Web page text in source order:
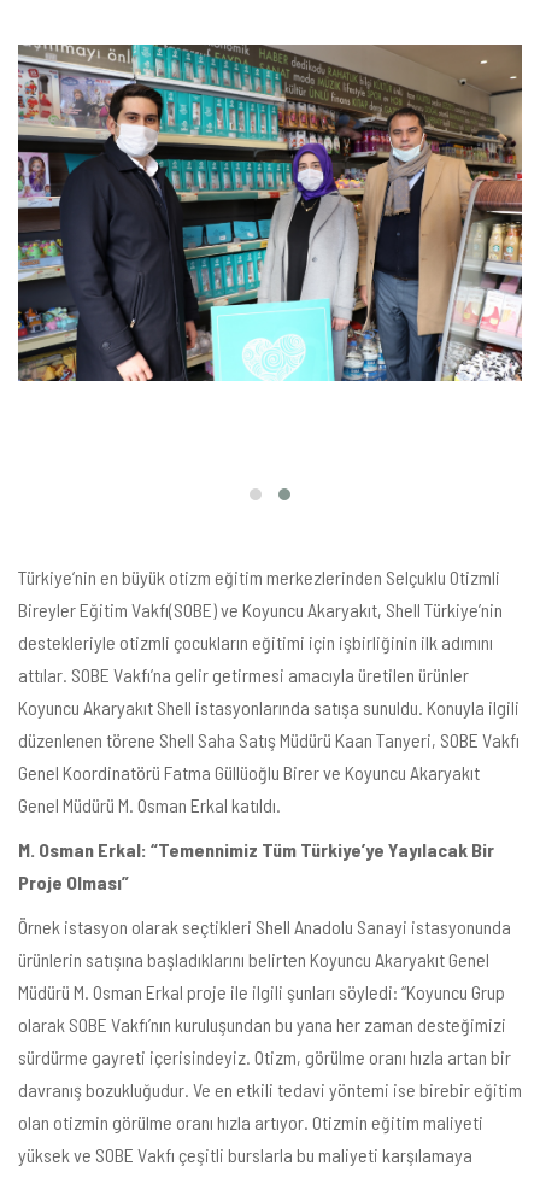
Türkiye’nin en büyük otizm eğitim merkezlerinden Selçuklu Otizmli
Bireyler Eğitim Vakfı(SOBE) ve Koyuncu Akaryakıt, Shell Türkiye’nin
destekleriyle otizmli çocukların eğitimi için işbirliğinin ilk adımını
attılar. SOBE Vakfı’na gelir getirmesi amacıyla üretilen ürünler
Koyuncu Akaryakıt Shell istasyonlarında satışa sunuldu. Konuyla ilgili
düzenlenen törene Shell Saha Satış Müdürü Kaan Tanyeri, SOBE Vakfı
Genel Koordinatörü Fatma Güllüoğlu Birer ve Koyuncu Akaryakıt
Genel Müdürü M. Osman Erkal katıldı.
M. Osman Erkal: “Temennimiz Tüm Türkiye’ye Yayılacak Bir
Proje Olması”
Örnek istasyon olarak seçtikleri Shell Anadolu Sanayi istasyonunda
ürünlerin satışına başladıklarını belirten Koyuncu Akaryakıt Genel
Müdürü M. Osman Erkal proje ile ilgili şunları söyledi: “Koyuncu Grup
olarak SOBE Vakfı’nın kuruluşundan bu yana her zaman desteğimizi
sürdürme gayreti içerisindeyiz. Otizm, görülme oranı hızla artan bir
davranış bozukluğudur. Ve en etkili tedavi yöntemi ise birebir eğitim
olan otizmin görülme oranı hızla artıyor. Otizmin eğitim maliyeti
yüksek ve SOBE Vakfı çeşitli burslarla bu maliyeti karşılamaya